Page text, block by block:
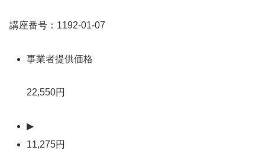
講座番号：1192-01-07
事業者提供価格
22,550円
▶
11,275円